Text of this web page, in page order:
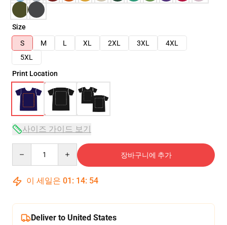
Size
S
M L XL 2XL 3XL
4XL
5XL
Print Location
사이즈 가이드 보기
장바구니에 추가
이 세일은 01 : 14: 54
Deliver to United States